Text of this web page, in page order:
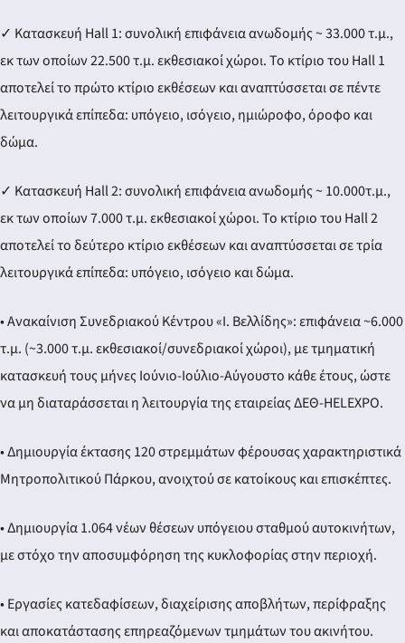
✓ Κατασκευή Hall 1: συνολική επιφάνεια ανωδομής ~ 33.000 τ.μ.,
εκ των οποίων 22.500 τ.μ. εκθεσιακοί χώροι. Το κτίριο του Hall 1
αποτελεί το πρώτο κτίριο εκθέσεων και αναπτύσσεται σε πέντε
λειτουργικά επίπεδα: υπόγειο, ισόγειο, ημιώροφο, όροφο και
δώμα.
✓ Κατασκευή Hall 2: συνολική επιφάνεια ανωδομής ~ 10.000τ.μ.,
εκ των οποίων 7.000 τ.μ. εκθεσιακοί χώροι. Το κτίριο του Hall 2
αποτελεί το δεύτερο κτίριο εκθέσεων και αναπτύσσεται σε τρία
λειτουργικά επίπεδα: υπόγειο, ισόγειο και δώμα.
• Ανακαίνιση Συνεδριακού Κέντρου «Ι. Βελλίδης»: επιφάνεια ~6.000
τ.μ. (~3.000 τ.μ. εκθεσιακοί/συνεδριακοί χώροι), με τμηματική
κατασκευή τους μήνες Ιούνιο-Ιούλιο-Αύγουστο κάθε έτους, ώστε
να μη διαταράσσεται η λειτουργία της εταιρείας ΔΕΘ-HELEXPO.
• Δημιουργία έκτασης 120 στρεμμάτων φέρουσας χαρακτηριστικά
Μητροπολιτικού Πάρκου, ανοιχτού σε κατοίκους και επισκέπτες.
• Δημιουργία 1.064 νέων θέσεων υπόγειου σταθμού αυτοκινήτων,
με στόχο την αποσυμφόρηση της κυκλοφορίας στην περιοχή.
• Εργασίες κατεδαφίσεων, διαχείρισης αποβλήτων, περίφραξης
και αποκατάστασης επηρεαζόμενων τμημάτων του ακινήτου.